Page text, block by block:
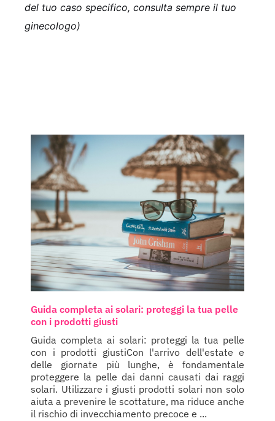
del tuo caso specifico, consulta sempre il tuo
ginecologo)
Guida completa ai solari: proteggi la tua pelle
con i prodotti giusti
Guida completa ai solari: proteggi la tua pelle
con i prodotti giustiCon l'arrivo dell'estate e
delle giornate più lunghe, è fondamentale
proteggere la pelle dai danni causati dai raggi
solari. Utilizzare i giusti prodotti solari non solo
aiuta a prevenire le scottature, ma riduce anche
il rischio di invecchiamento precoce e ...